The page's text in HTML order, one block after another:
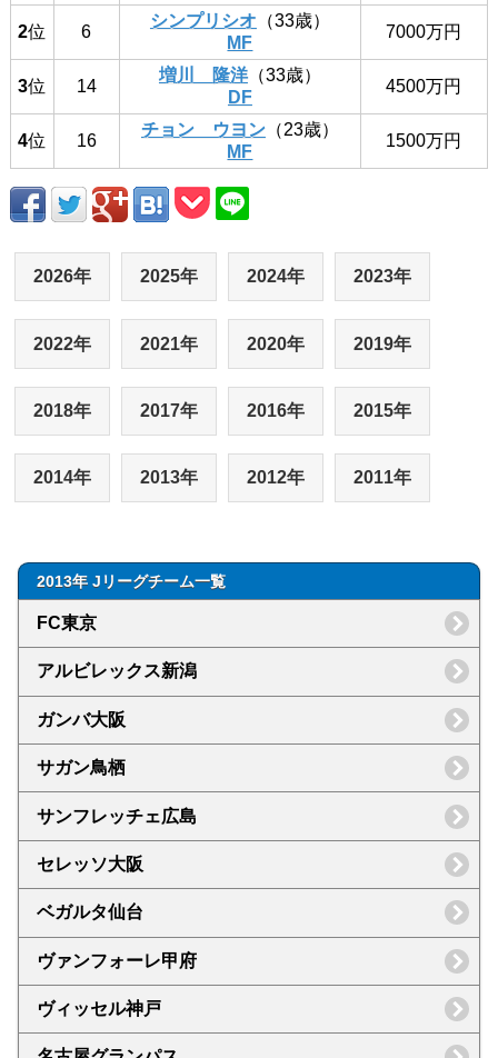
2位 6
シンプリシオ （33歳）
MF
7000万円
3位 14
増川 隆洋（33歳）
DF
4500万円
4位 16
チョン ウヨン（23歳）
MF
1500万円
2026年 2025年 2024年 2023年
2022年 2021年 2020年 2019年
2018年 2017年 2016年 2015年
2014年 2013年 2012年 2011年
2013年 Jリーグチーム一覧
FC東京
アルビレックス新潟
ガンバ大阪
サガン鳥栖
サンフレッチェ広島
セレッソ大阪
ベガルタ仙台
ヴァンフォーレ甲府
ヴィッセル神戸